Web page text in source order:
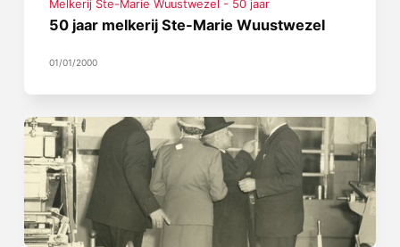
Melkerij Ste-Marie Wuustwezel - 50 jaar
50 jaar melkerij Ste-Marie Wuustwezel
01/01/2000